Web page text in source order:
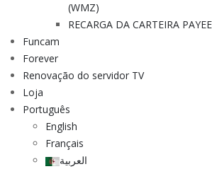
(WMZ)
RECARGA DA CARTEIRA
Funcam
Forever
Renovação do servidor TV
Loja
Português
English
Français
العربية